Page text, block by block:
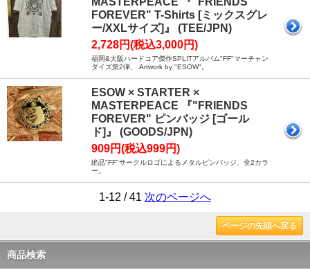
FOREVER" T-Shirts [ミックスグレ
ー/XXLサイズ]』 (TEE/JPN)
2,728円(税込3,000円)
福岡&大阪ハードコア傑作SPLITアルバム"FF"マーチャン
ダイズ第2弾、 Artwork by "ESOW"。
ESOW × STARTER ×
MASTERPEACE 『"FRIENDS
FOREVER" ピンバッジ [ゴール
ド]』 (GOODS/JPN)
909円(税込999円)
絶品"FF"サークルロゴによるメタルピンバッジ、全2カラ
ー。
1-12 / 41 次のページへ
ページの先頭へ戻る
商品検索